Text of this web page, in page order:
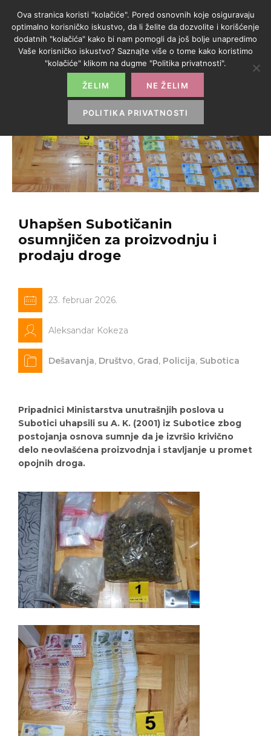
Uhapšen Subotičanin
osumnjičen za proizvodnju i
prodaju droge
23. februar 2026.
Aleksandar Kokeza
Dešavanja, Društvo, Grad, Policija, Subotica
Pripadnici Ministarstva unutrašnjih poslova u
Subotici uhapsili su A. K. (2001) iz Subotice zbog
postojanja osnova sumnje da je izvršio krivično
delo neovlašćena proizvodnja i stavljanje u promet
opojnih droga.
Ova stranica koristi "kolačiće". Pored osnovnih koje osiguravaju
optimalno korisničko iskustvo, da li želite da dozvolite i korišćenje
dodatnih "kolačića" kako bi nam pomogli da još bolje unapredimo
Vaše korisničko iskustvo? Saznajte više o tome kako koristimo
"kolačiće" klikom na dugme "Politika privatnosti".
ŽELIM NE ŽELIM
POLITIKA PRIVATNOSTI